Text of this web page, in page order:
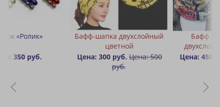
Бафф-шапка двухслойный
Цена: 300 руб.
Цена: 500
Бафф утепленный
двухслойный цветной
Цена: 450 руб.
Цена: 600